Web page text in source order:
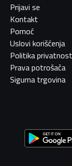
Prijavi se
Kontakt
Pomoć
Uslovi korišćenja
Politika
Prava potrošača
Sigurna trgovina